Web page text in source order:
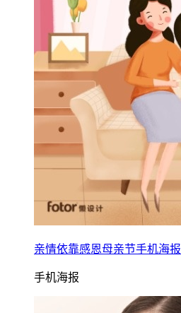
亲情依靠感恩母亲节手机海报
手机海报